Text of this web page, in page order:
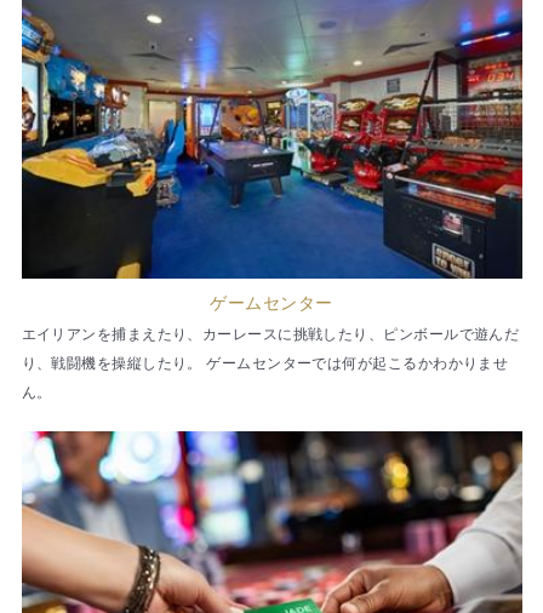
ゲームセンター
エイリアンを捕まえたり、カーレースに挑戦したり、ピンボールで遊んだ
り、戦闘機を操縦したり。 ゲームセンターでは何が起こるかわかりませ
ん。